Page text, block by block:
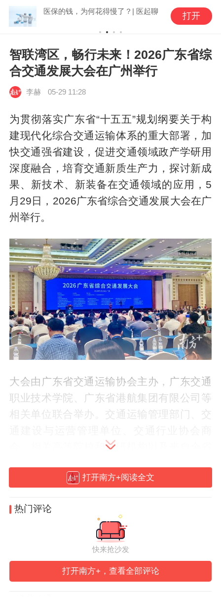
医保的钱，为何花得慢了？| 医起聊 打开
智联湾区，畅行未来！2026广东省综
合交通发展大会在广州举行
李赫 05-29 11:28
为贯彻落实广东省“十五五”规划纲要关于构
建现代化综合交通运输体系的重大部署，加
快交通强省建设，促进交通领域政产学研用
深度融合，培育交通新质生产力，探讨新成
果、新技术、新装备在交通领域的应用，5
月29日，2026广东省综合交通发展大会在广
州举行。
大会由广东省交通运输协会主办，广东交通
职业技术学院、广东省港航集团有限公司等
相关单位联合举办。交通运输管理部门、交
会、相关高等院校和科研机构以及来自全省
参加了大会。
广东省交通运输厅二级巡视员黄冠城表示，
全省交通系统要贯彻落实省委、省政府决策
部署，纵深推进路网互联互通，强化综合交
交通领域改革创新，奋力谱写交通强国广东
打开南方+阅读全文
热门评论
快来抢沙发
打开南方+，查看全部评论